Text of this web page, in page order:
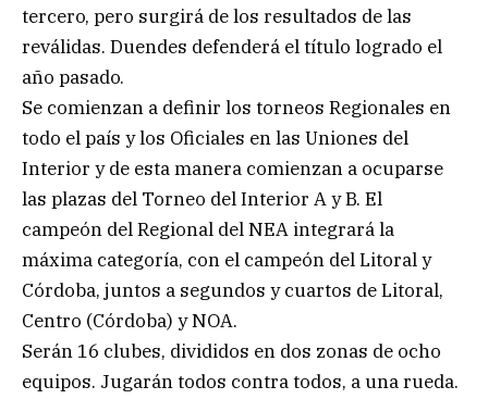
tercero, pero surgirá de los resultados de las
reválidas. Duendes defenderá el título logrado el
año pasado.
Se comienzan a definir los torneos Regionales en
todo el país y los Oficiales en las Uniones del
Interior y de esta manera comienzan a ocuparse
las plazas del Torneo del Interior A y B. El
campeón del Regional del NEA integrará la
máxima categoría, con el campeón del Litoral y
Córdoba, juntos a segundos y cuartos de Litoral,
Centro (Córdoba) y NOA.
Serán 16 clubes, divididos en dos zonas de ocho
equipos. Jugarán todos contra todos, a una rueda.